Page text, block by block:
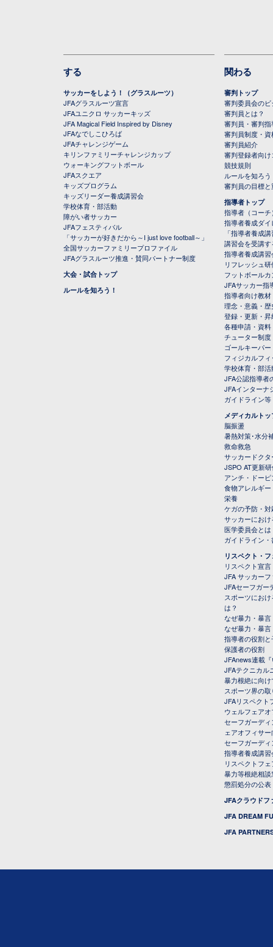
する
サッカーをしよう！（グラスルーツ）
JFAグラスルーツ宣言
JFAユニクロ サッカーキッズ
JFA Magical Field Inspired by Disney
JFAなでしこひろば
JFAチャレンジゲーム
キリンファミリーチャレンジカップ
ウォーキングフットボール
JFAスクエア
キッズプログラム
キッズリーダー養成講習会
学校体育・部活動
障がい者サッカー
JFAフェスティバル
「サッカーが好きだから～I just love football～」
全国サッカーファミリープロファイル
JFAグラスルーツ推進・賛同パートナー制度
大会・試合トップ
ルールを知ろう！
関わる
審判トップ
審判委員会の
審判員とは？
審判員・審判
審判員制度・資
審判員紹介
審判登録者向
競技規則
ルールを知ろう
審判員の目標
指導者トップ
指導者（コー
指導者養成ダ
「指導者養成
講習会を受講
指導者養成講習
リフレッシュ
フットボール
JFAサッカー指
指導者向け教材
理念・意義・歴
登録・更新・
各種申請・資料
チューター制度
ゴールキーパー
フィジカルフ
学校体育・部活
JFA公認指導者
JFAインターナ
ガイドライン等
メディカルトッ
脳振盪
暑熱対策･水分
救命救急
サッカードク
JSPO AT更新
アンチ・ドーピ
食物アレルギー
栄養
ケガの予防・対
サッカーにお
医学委員会とは
ガイドライン
リスペクト・
リスペクト宣言
JFA サッカー
JFAセーフガー
スポーツにお
は？
なぜ暴力・暴
なぜ暴力・暴
指導者の役割
保護者の役割
JFAnews連載
JFAテクニカル
暴力根絶に向け
スポーツ界の
JFAリスペクト
ウェルフェア
セーフガーデ
ェアオフィサ
セーフガーデ
指導者養成講習
リスペクトフ
暴力等根絶相談
懲罰処分の公表
JFAクラウドフ
JFA DREAM
JFA